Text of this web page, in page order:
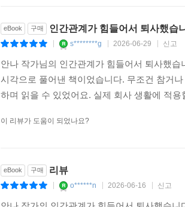
eBook 구매 인간관계가 힘들어서 퇴사했습
s********g 2026-06-29 신고
안나 작가님의 인간관계가 힘들어서 퇴사했
시각으로 풀어낸 책이었습니다. 무조건 참거
하며 읽을 수 있었어요. 실제 회사 생활에 적
이 리뷰가 도움이 되었나요?
eBook 구매 리뷰
o******n 2026-06-16 신고